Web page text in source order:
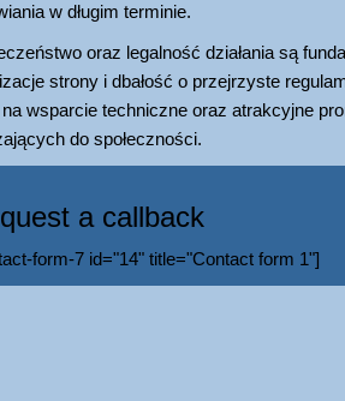
w długim terminie.
oraz legalność działania są
strony i dbałość o przejrzyste
wsparcie techniczne oraz atrakcyjne
do społeczności.
a callback
form-7 id="14" title="Contact form 1"]